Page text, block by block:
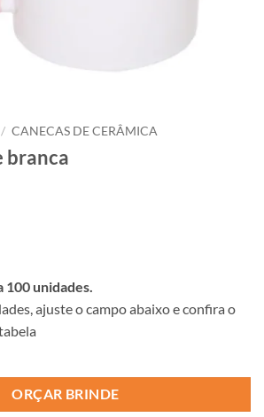
/ CANECAS DE CERÂMICA
branca
unidades.
ajuste o campo abaixo e confira o
ORÇAR BRINDE